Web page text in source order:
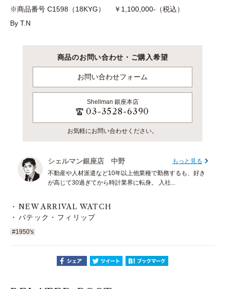
※商品番号 C1598（18KYG） ￥1,100,000-（税込）
By T.N
商品のお問い合わせ・ご購入希望
お問い合わせフォーム
Shellman 銀座本店
03-3528-6390
お気軽にお問い合わせください。
シェルマン銀座店 中野
もっと見る
不動産や人材派遣など10年以上他業種で勤務するも、好き
が高じて30過ぎてから時計業界に転身。 入社...
NEW ARRIVAL WATCH
パテック・フィリップ
#1950's